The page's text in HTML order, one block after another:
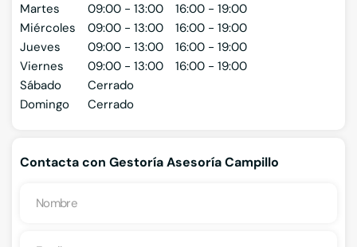
Martes
09:00 - 13:00
16:00 - 19:00
Miércoles
09:00 - 13:00
16:00 - 19:00
Jueves
09:00 - 13:00
16:00 - 19:00
Viernes
09:00 - 13:00
16:00 - 19:00
Sábado
Cerrado
Domingo
Cerrado
Contacta con Gestoría Asesoría Campillo